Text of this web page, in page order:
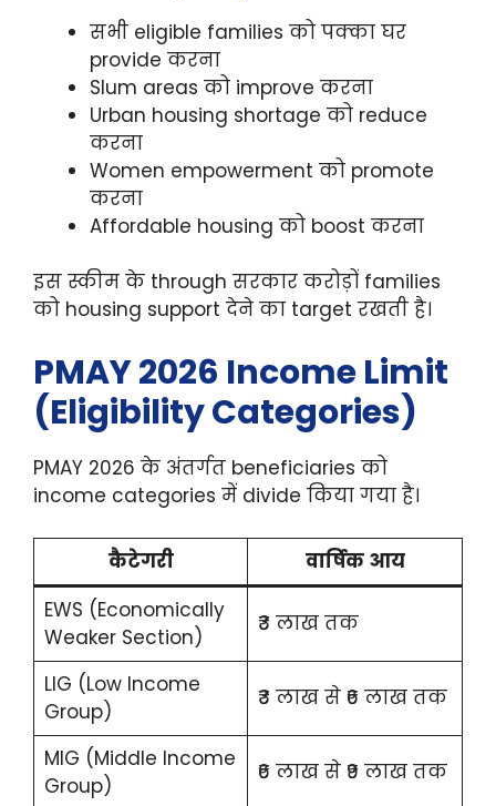
सभी eligible families को पक्का घर
provide करना
Slum areas को improve करना
Urban housing shortage को reduce
करना
Women empowerment को promote
करना
Affordable housing को boost करना
इस स्कीम के through सरकार करोड़ों families
को housing support देने का target रखती है।
PMAY 2026 Income Limit
(Eligibility Categories)
PMAY 2026 के अंतर्गत beneficiaries को
income categories में divide किया गया है।
कैटेगरी
वार्षिक आय
EWS (Economically
Weaker Section)
₹3 लाख तक
LIG (Low Income
Group)
₹3 लाख से ₹6 लाख तक
MIG (Middle Income
Group)
₹6 लाख से ₹9 लाख तक